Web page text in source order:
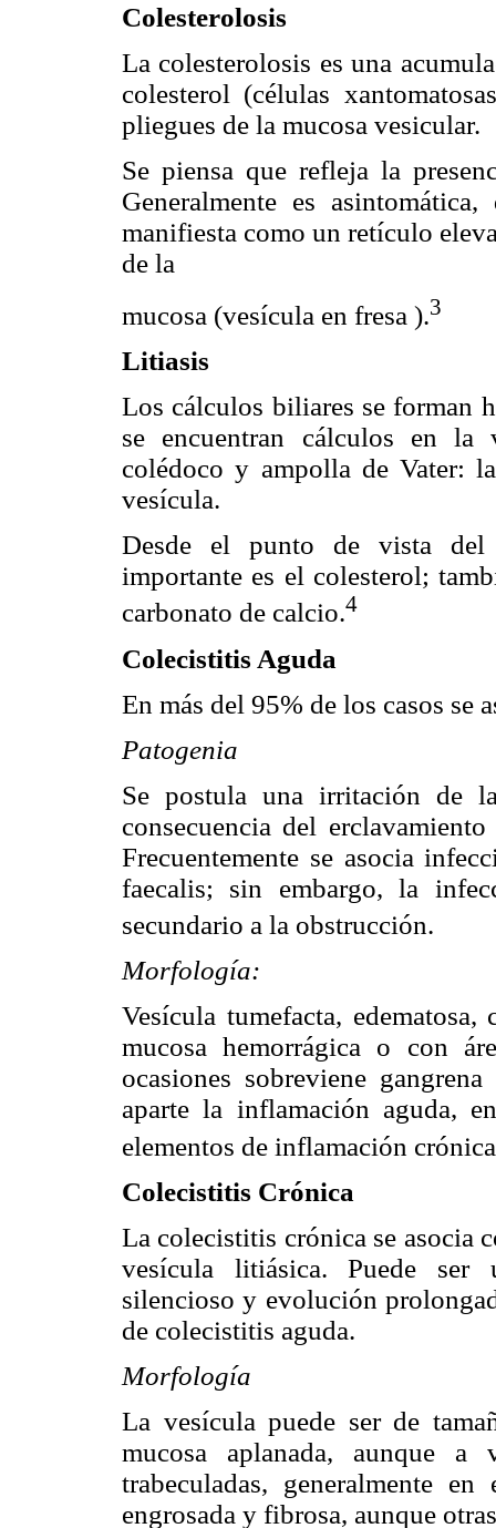
Colesterolosis
La colesterolosis es una
colesterol (células
pliegues de la mucosa vesicular.
Se piensa que refleja la
Generalmente es
manifiesta como un retículo
de la
mucosa (vesícula en fresa ).3
Litiasis
Los cálculos biliares se forman
se encuentran cálculos en la
colédoco y ampolla de Vater:
vesícula.
Desde el punto de vista del
importante es el colesterol;
carbonato de calcio.4
Colecistitis Aguda
En más del 95% de los casos se
Patogenia
Se postula una irritación de
consecuencia del
Frecuentemente se asocia
faecalis; sin embargo, la
secundario a la obstrucción.
Morfología:
Vesícula tumefacta,
mucosa hemorrágica o con
ocasiones sobreviene
aparte la inflamación aguda,
elementos de inflamación
Colecistitis Crónica
La colecistitis crónica se asocia
vesícula litiásica. Puede ser
silencioso y evolución
de colecistitis aguda.
Morfología
La vesícula puede ser de
mucosa aplanada, aunque a
trabeculadas, generalmente
engrosada y fibrosa, aunque